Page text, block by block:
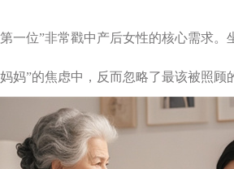
一位”非常戳中产后女性的核心需求
妈”的焦虑中，反而忽略了最该被照顾